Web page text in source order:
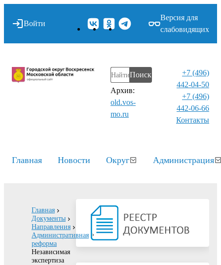
Войти
Версия для
слабовидящих
Поиск
Архив:
old.vos-
mo.ru
+7 (496)
442-04-50
+7 (496)
442-06-66
Контакты⁠
Главная Новости Округ Администрация
Главная
Документы
Направления
Административная
реформа
Независимая
экспертиза